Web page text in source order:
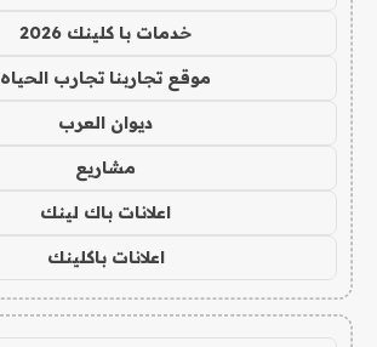
خدمات با كلينك 2026
موقع تجاربنا تجارب الحياه
ديوان العرب
مشاريع
اعلانات باك لينك
اعلانات باكلينك